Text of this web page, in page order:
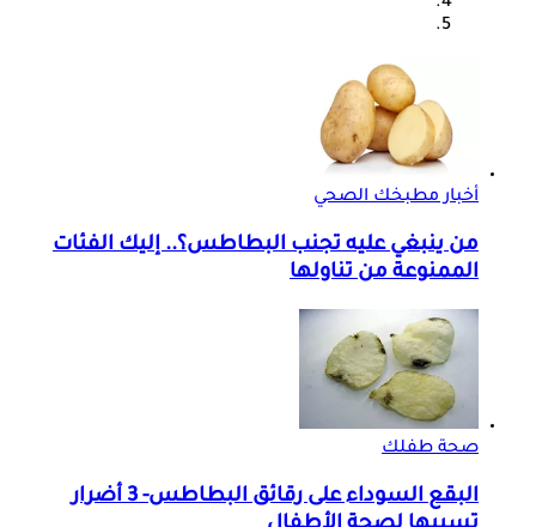
أخبار مطبخك الصحي
من ينبغي عليه تجنب البطاطس؟.. إليك الفئات
الممنوعة من تناولها
صحة طفلك
البقع السوداء على رقائق البطاطس- 3 أضرار